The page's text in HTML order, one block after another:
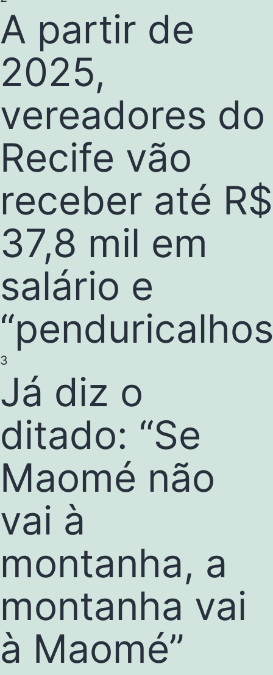
A partir de
2025,
vereadores do
Recife vão
receber até R$
37,8 mil em
salário e
3
Já diz o
ditado: “Se
Maomé não
vai à
montanha, a
montanha vai
à Maomé”